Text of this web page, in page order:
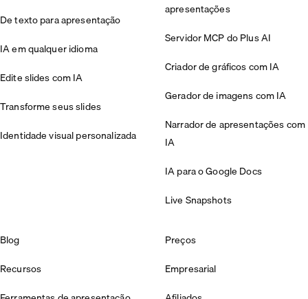
De texto para apresentação
IA em qualquer idioma
Edite slides com IA
Transforme seus slides
Identidade visual personalizada
apresentações
Servidor MCP do Plus AI
Criador de gráficos com IA
Gerador de imagens com IA
Narrador de apresentações com
IA
IA para o Google Docs
Live Snapshots
Blog
Recursos
Preços
Empresarial